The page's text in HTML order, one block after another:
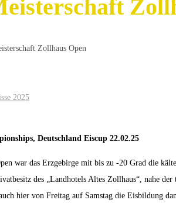
Zollhaus Open
2025
Deutschland Eiscup 22.02.25
war das Erzgebirge mit bis zu -20 Grad die
des „Landhotels Altes Zollhaus“, nahe
hier von Freitag auf Samstag die Eisbildung